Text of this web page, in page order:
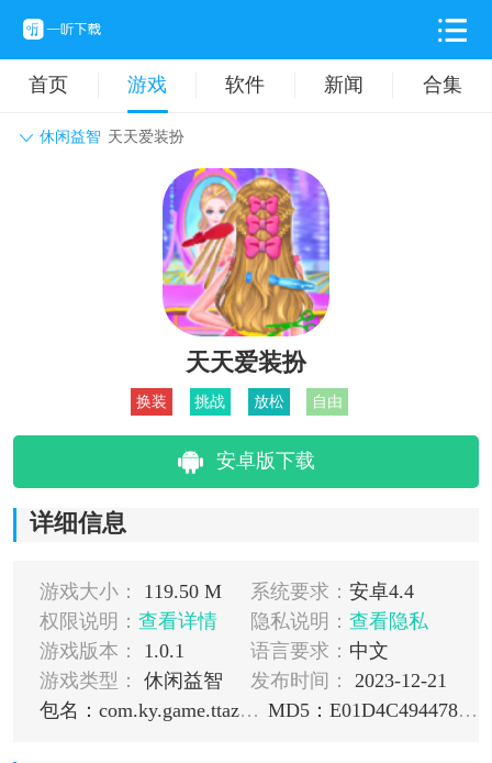
首页 游戏 软件 新闻 合集
休闲益智 天天爱装扮
动作格斗 休闲益智
卡牌对战 音乐舞蹈
挂机养成
天天爱装扮
换装 挑战 放松 自由
安卓版下载
详细信息
游戏大小： 119.50 M 系统要求： 安卓4.4
权限说明： 查看详情 隐私说明： 查看隐私
游戏版本：
1.0.1 语言要求： 中文
游戏类型：
休闲益智 发布时间：
2023-12-21
包名：com.ky.game.ttazb.vivo
MD5：E01D4C494478E517160D643C0D840B5A